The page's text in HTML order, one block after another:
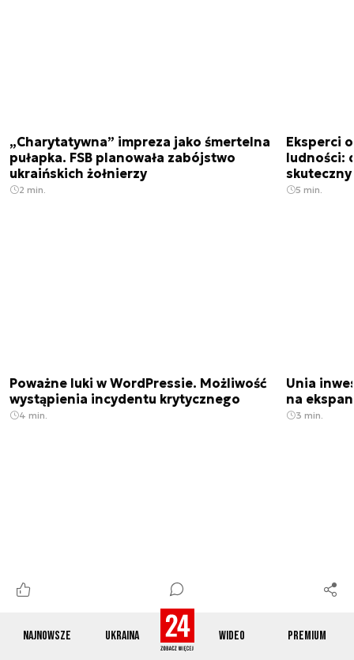
Najnowsze Ukraina Wideo Premium
„Charytatywna” impreza jako śmertelna
pułapka. FSB planowała zabójstwo
ukraińskich żołnierzy
2 min.
Eksperci
ludności:
skuteczny
5 min.
Poważne luki w WordPressie. Możliwość
wystąpienia incydentu krytycznego
4 min.
Unia
na
3 min.
Misja Comet Interceptor osiąga kolejny
etap. Ważny wkład Polski
2 min.